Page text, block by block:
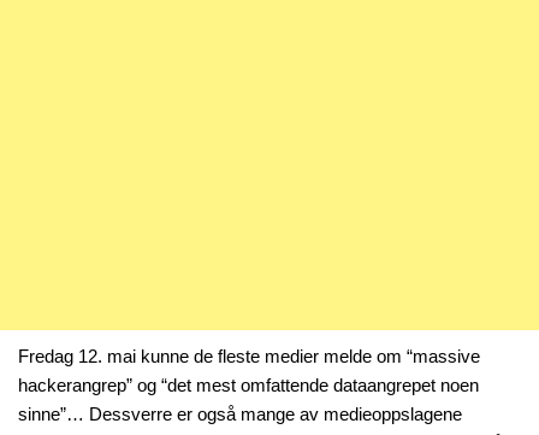
Fredag 12. mai kunne de fleste medier melde om “massive
hackerangrep” og “det mest omfattende dataangrepet noen
sinne”… Dessverre er også mange av medieoppslagene